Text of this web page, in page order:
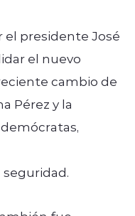
el presidente José
el nuevo
cambio de
Pérez y la